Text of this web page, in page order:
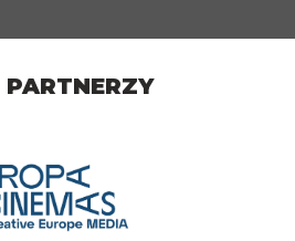
PARTNERZY